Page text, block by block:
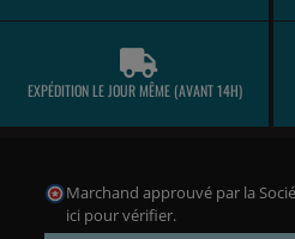
EXPÉDITION LE JOUR MÊME (AVANT 14H)
Marchand approuvé par la
ici pour vérifier.